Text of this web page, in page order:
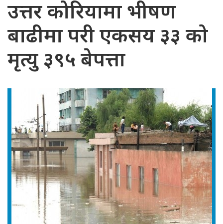
उत्तर कोरियामा भीषण
बाढीमा परी एकसय ३३ को
मृत्यु ३९५ बेपत्ता